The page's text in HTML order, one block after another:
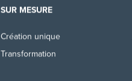
SUR MESURE
Création unique
Transformation